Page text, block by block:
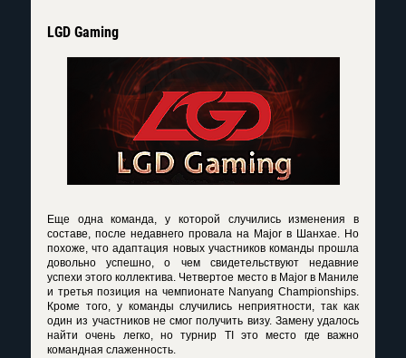
LGD Gaming
Еще одна команда, у которой случились изменения в
составе, после недавнего провала на Major в Шанхае. Но
похоже, что адаптация новых участников команды прошла
довольно успешно, о чем свидетельствуют недавние
успехи этого коллектива. Четвертое место в Major в Маниле
и третья позиция на чемпионате Nanyang Championships.
Кроме того, у команды случились неприятности, так как
один из участников не смог получить визу. Замену удалось
найти очень легко, но турнир TI это место где важно
командная слаженность.